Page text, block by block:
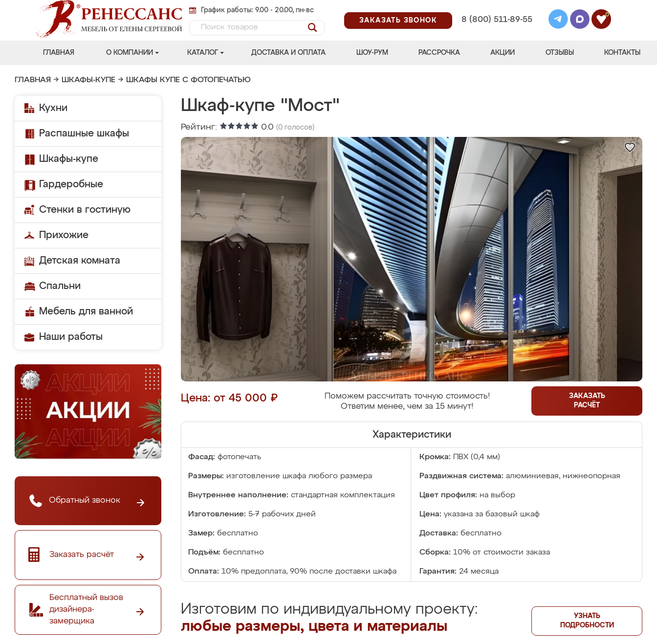
График работы: 9.00 - 20.00, пн-вс
ЗАКАЗАТЬ ЗВОНОК
8 (800) 511-89-55
0
ГЛАВНАЯ О КОМПАНИИ КАТАЛОГ ДОСТАВКА И ОПЛАТА ШОУ-РУМ РАССРОЧКА АКЦИИ ОТЗЫВЫ КОНТАКТЫ
ГЛАВНАЯ → ШКАФЫ-КУПЕ → ШКАФЫ КУПЕ С ФОТОПЕЧАТЬЮ
Кухни
Распашные шкафы
Шкафы-купе
Гардеробные
Стенки в гостиную
Прихожие
Детская комната
Спальни
Мебель для ванной
Наши работы
Обратный звонок
Заказать расчёт
Бесплатный вызов
дизайнера-
замерщика
Шкаф-купе "Мост"
Рейтинг: 0.0 (0 голосов)
Цена: от 45 000 ₽
Поможем рассчитать точную стоимость!
Ответим менее, чем за 15 минут!
ЗАКАЗАТЬ
РАСЧЁТ
Характеристики
Фасад: фотопечать Кромка: ПВХ (0,4 мм)
Размеры: изготовление шкафа любого размера Раздвижная система: алюминиевая, нижнеопорная
Внутреннее наполнение: стандартная комплектация Цвет профиля: на выбор
Изготовление: 5-7 рабочих дней Цена: указана за базовый шкаф
Замер: бесплатно Доставка: бесплатно
Подъём: бесплатно Сборка: 10% от стоимости заказа
Оплата: 10% предоплата, 90% после доставки шкафа Гарантия: 24 месяца
Изготовим по индивидуальному проекту:
любые размеры, цвета и материалы
УЗНАТЬ
ПОДРОБНОСТИ